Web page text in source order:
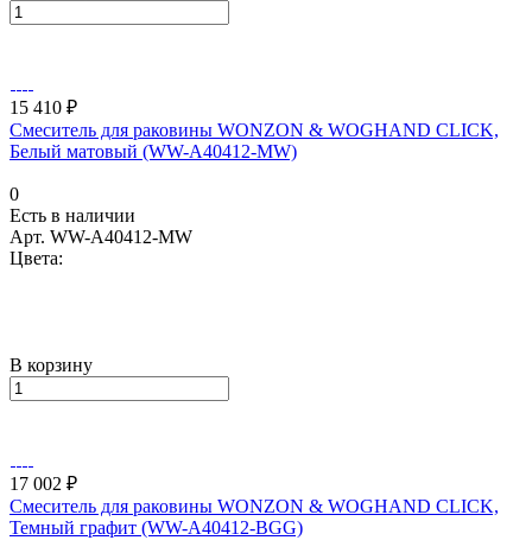
15 410 ₽
Смеситель для раковины WONZON & WOGHAND CLICK,
Белый матовый (WW-A40412-MW)
0
Есть в наличии
Арт. WW-A40412-MW
Цвета:
В корзину
17 002 ₽
Смеситель для раковины WONZON & WOGHAND CLICK,
Темный графит (WW-A40412-BGG)